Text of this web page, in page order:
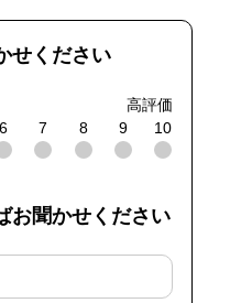
せください
高評価
6 7 8 9 10
お聞かせください